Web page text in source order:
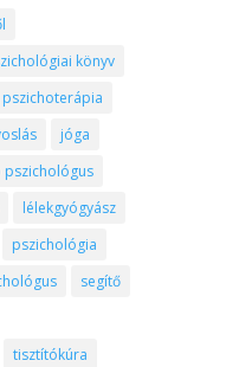
könyv
jóga
pszichológus
lélekgyógyász
pszichológia
segítő
tisztítókúra